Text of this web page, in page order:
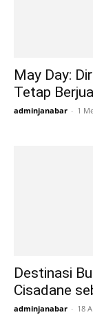
May Day:
Tetap
adminjanabar - 1
Destinasi
Cisadane
adminjanabar - 18